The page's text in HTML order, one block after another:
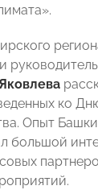
и
ко
Опыт
большой